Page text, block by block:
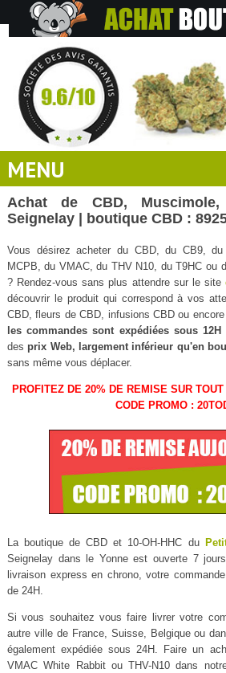
MENU
Achat de CBD,
Seignelay | boutique CBD :
Vous désirez acheter du CBD, du CB9,
MCPB, du VMAC, du THV N10, du T9HC ou
? Rendez-vous sans plus attendre sur le site
découvrir le produit qui correspond à vos
CBD, fleurs de CBD, infusions CBD ou
les commandes sont expédiées sous 12H
des prix Web, largement inférieur qu'en
sans même vous déplacer.
PROFITEZ DE 20% DE REMISE SUR
CODE PROMO :
La boutique de CBD et 10-OH-HHC du
Seignelay dans le Yonne est ouverte 7
livraison express en chrono, votre
de 24H.
Si vous souhaitez vous faire livrer votre
autre ville de France, Suisse, Belgique ou
également expédiée sous 24H. Faire un
VMAC White Rabbit ou THV-N10 dans